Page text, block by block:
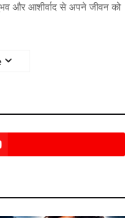
और आशीर्वाद से अपने जीवन को